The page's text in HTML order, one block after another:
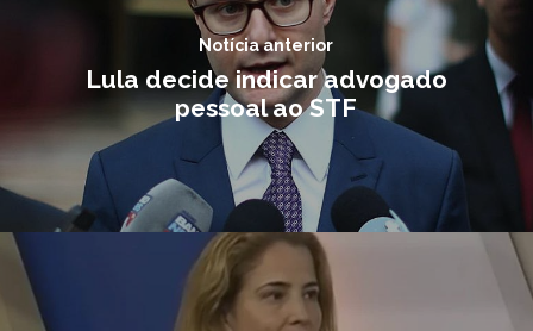
Notícia anterior
Lula decide indicar advogado
pessoal ao STF